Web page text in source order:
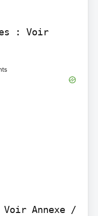
: Voir
Voir Annexe /